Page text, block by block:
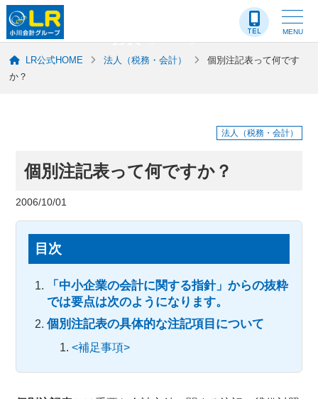
MENU
LR-ブログ
LR公式HOME 法人（税務・会計）
個別注記表って何です
か？
法人（税務・会計）
個別注記表って何ですか？
2006/10/01
目次
「中小企業の会計に関する指針」からの抜粋
では要点は次のようになります。
個別注記表の具体的な注記項目について
<補足事項>